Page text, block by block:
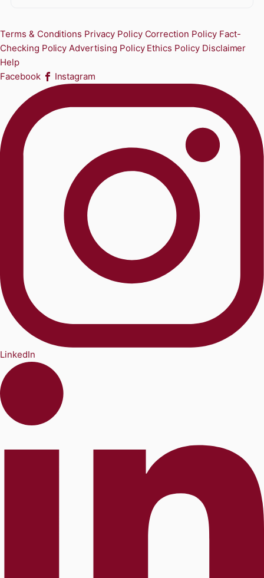
Terms & Conditions Privacy Policy Correction Policy Fact-
Checking Policy Advertising Policy Ethics Policy Disclaimer
Help
Facebook
Instagram
LinkedIn